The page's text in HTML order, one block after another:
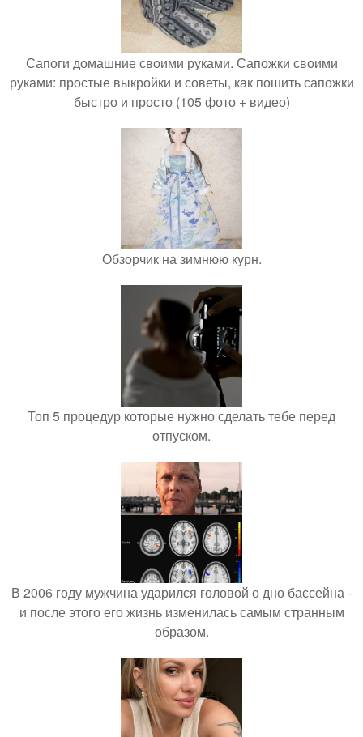
Сапоги домашние своими руками. Сапожки своими
руками: простые выкройки и советы, как пошить сапожки
быстро и просто (105 фото + видео)
Обзорчик на зимнюю курн.
Топ 5 процедур которые нужно сделать тебе перед
отпуском.
В 2006 году мужчина ударился головой о дно бассейна -
и после этого его жизнь изменилась самым странным
образом.